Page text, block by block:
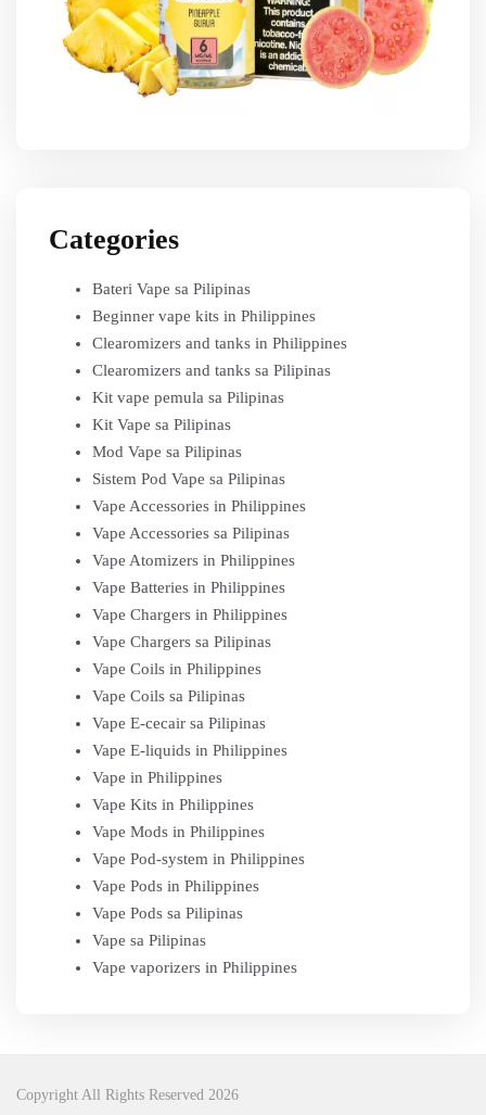
Categories
Bateri Vape sa Pilipinas
Beginner vape kits in Philippines
Clearomizers and tanks in Philippines
Clearomizers and tanks sa Pilipinas
Kit vape pemula sa Pilipinas
Kit Vape sa Pilipinas
Mod Vape sa Pilipinas
Sistem Pod Vape sa Pilipinas
Vape Accessories in Philippines
Vape Accessories sa Pilipinas
Vape Atomizers in Philippines
Vape Batteries in Philippines
Vape Chargers in Philippines
Vape Chargers sa Pilipinas
Vape Coils in Philippines
Vape Coils sa Pilipinas
Vape E-cecair sa Pilipinas
Vape E-liquids in Philippines
Vape in Philippines
Vape Kits in Philippines
Vape Mods in Philippines
Vape Pod-system in Philippines
Vape Pods in Philippines
Vape Pods sa Pilipinas
Vape sa Pilipinas
Vape vaporizers in Philippines
Copyright All Rights Reserved 2026